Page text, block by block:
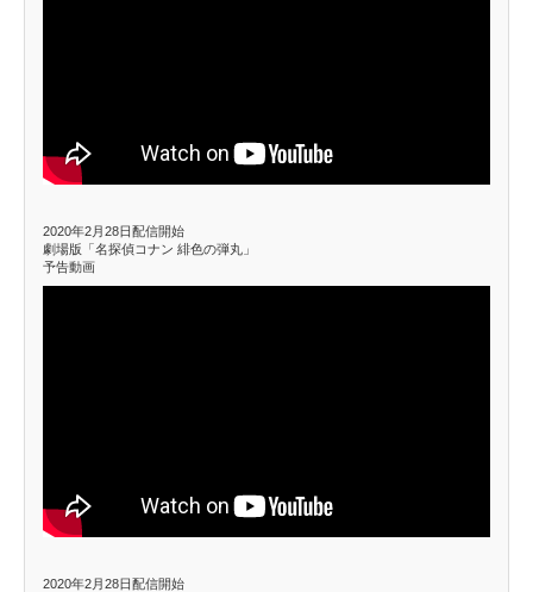
2020年2月28日配信開始
劇場版「名探偵コナン 緋色の弾丸」
予告動画
2020年2月28日配信開始